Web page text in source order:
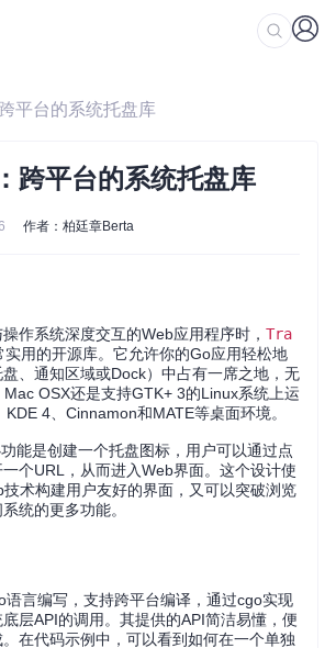
平台的系统托盘库
跨平台的系统托盘库
作者：柏廷章Berta
作系统深度交互的Web应用程序时， Tra
实用的开源库。它允许你的Go应用轻松地
、通知区域或Dock）中占有一席之地，无
OSX还是支持GTK+ 3的Linux系统上运
4、Cinnamon和MATE等桌面环境。
能是创建一个托盘图标，用户可以通过点
个URL，从而进入Web界面。这个设计使
术构建用户友好的界面，又可以突破浏览
统的更多功能。
语言编写，支持跨平台编译，通过cgo实现
层API的调用。其提供的API简洁易懂，便
在代码示例中，可以看到如何在一个单独